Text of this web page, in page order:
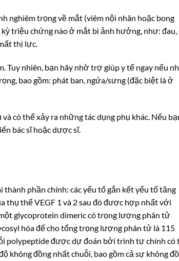
nghiêm trọng về mắt (viêm nội nhãn hoặc bong
triệu chứng nào ở mắt bị ảnh hưởng, như: đau,
thị lực.
Tuy nhiên, bạn hãy nhờ trợ giúp y tế ngay nếu
bao gồm: phát ban, ngứa/sưng (đặc biệt là ở
có thể xảy ra những tác dụng phụ khác. Nếu
bác sĩ hoặc dược sĩ.
phần chính: các yếu tố gắn kết yếu tố tăng
thụ thể VEGF 1 và 2 sau đó được hợp nhất với
glycoprotein dimeric có trọng lượng phân tử
hóa để cho tổng trọng lượng phân tử là 115
polypeptide được dự đoán bởi trình tự chính có
không đồng nhất chuỗi, bao gồm cả sự không